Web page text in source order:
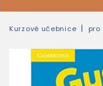
Kurzové učebnice pro